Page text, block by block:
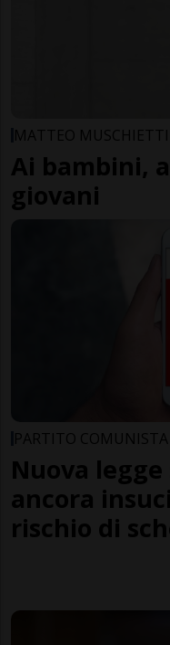
MATTEO MUSCHIETTI
Ai bambini,
giovani
PARTITO COMUNISTA
Nuova
ancora
rischio di